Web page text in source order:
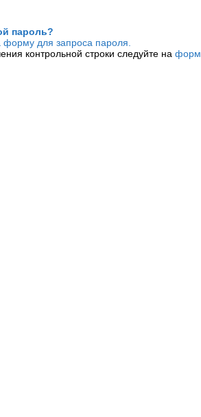
пароль?
форму для запроса пароля.
контрольной строки следуйте на